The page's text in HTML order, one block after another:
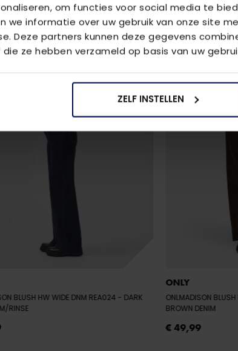
om functies voor social media te
we informatie over uw gebruik van onze site
Deze partners kunnen deze gegevens
ze hebben verzameld op basis van uw
ZELF INSTELLEN
BLUSH HW WIDE DNM REA024 - DARK
RINSE
2 voor€85
ONLY
ONLMADISON
BROWN DENIM
€ 49,99